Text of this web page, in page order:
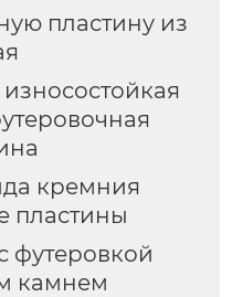
пластину из
кремния
пластины
футеровкой
камнем